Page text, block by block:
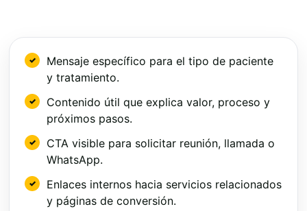
Mensaje específico para el tipo de paciente
y tratamiento.
Contenido útil que explica valor, proceso y
próximos pasos.
CTA visible para solicitar reunión, llamada o
WhatsApp.
Enlaces internos hacia servicios relacionados
y páginas de conversión.